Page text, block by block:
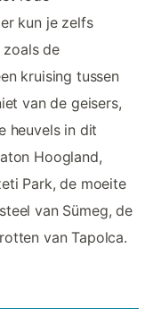
kun je zelfs
de
kruising tussen
van de geisers,
heuvels in dit
Hoogland,
Park, de moeite
van Sümeg, de
van Tapolca.